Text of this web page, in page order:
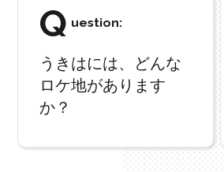
Q uestion:
うきはには、どんな
ロケ地があります
か？